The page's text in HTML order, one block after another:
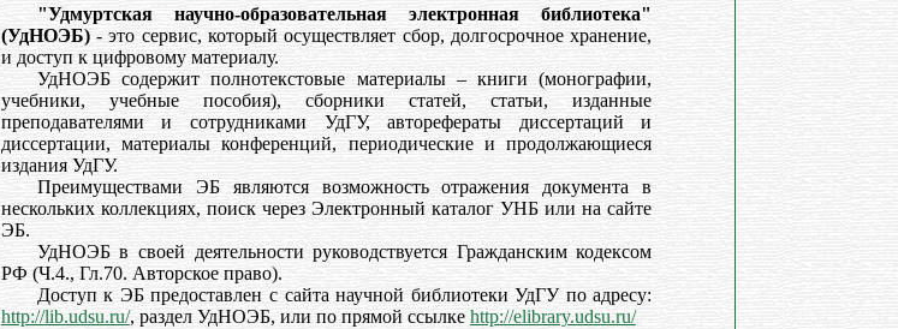
"Удмуртская научно-образовательная электронная библиотека"
(УдНОЭБ)- это сервис, который осуществляет сбор, долгосрочное хранение,
и доступ к цифровому материалу.
УдНОЭБ содержит полнотекстовые материалы – книги (монографии,
учебники, учебные пособия), сборники статей, статьи, изданные
преподавателями и сотрудниками УдГУ, авторефераты диссертаций и
диссертации, материалы конференций, периодические и продолжающиеся
издания УдГУ.
Преимуществами ЭБ являются возможность отражения документа в
нескольких коллекциях, поиск через Электронный каталог УНБ или на сайте
ЭБ.
УдНОЭБ в своей деятельности руководствуется Гражданским кодексом
РФ (Ч.4., Гл.70. Авторское право).
Доступ к ЭБ предоставлен с сайта научной библиотеки УдГУ по адресу:
http://lib.udsu.ru/, раздел УдНОЭБ, или по прямой ссылке http://elibrary.udsu.ru/